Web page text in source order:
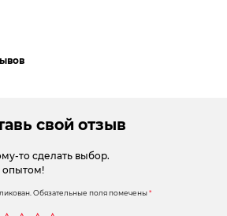
свой отзыв
то сделать выбор.
опытом!
Обязательные поля помечены*